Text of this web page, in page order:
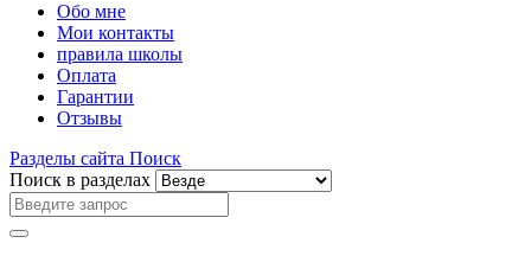
Обо мне
Мои контакты
правила школы
Оплата
Гарантии
Отзывы
Разделы сайта Поиск
Поиск в разделах